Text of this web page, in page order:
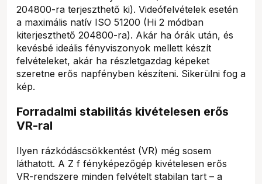
204800-ra terjeszthető ki). Videófelvételek esetén
a maximális natív ISO 51200 (Hi 2 módban
kiterjeszthető 204800-ra). Akár ha órák után, és
kevésbé ideális fényviszonyok mellett készít
felvételeket, akár ha részletgazdag képeket
szeretne erős napfényben készíteni. Sikerülni fog a
kép.
Forradalmi stabilitás kivételesen erős
VR-ral
Ilyen rázkódáscsökkentést (VR) még sosem
láthatott. A Z f fényképezőgép kivételesen erős
VR-rendszere minden felvételt stabilan tart – a